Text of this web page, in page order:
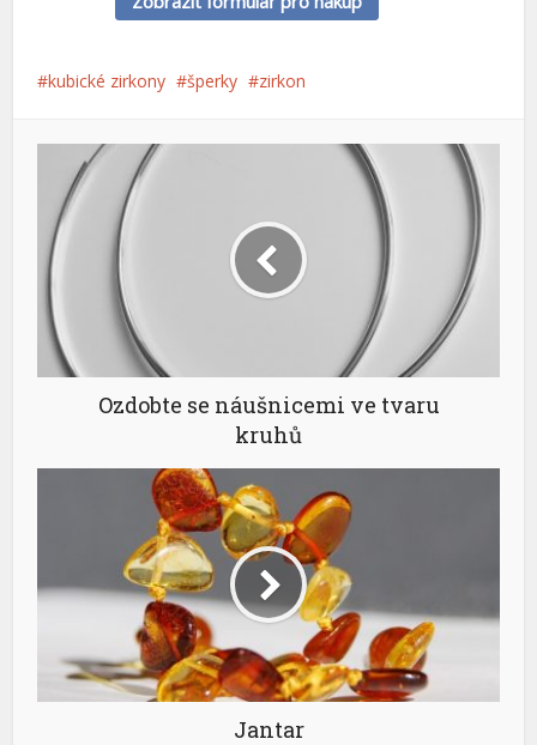
kubické zirkony šperky zirkon
Ozdobte se náušnicemi ve tvaru
kruhů
Jantar